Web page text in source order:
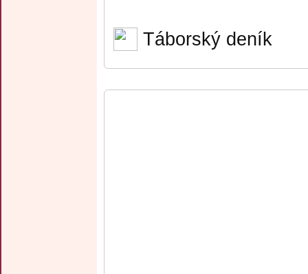
Táborský deník